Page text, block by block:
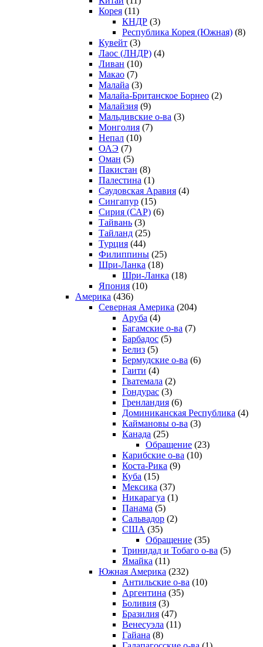
Корея (11)
КНДР (3)
Республика Корея (Южная) (8)
Кувейт (3)
Лаос (ЛНДР) (4)
Ливан (10)
Макао (7)
Малайа (3)
Малайа-Британское Борнео (2)
Малайзия (9)
Мальдивские о-ва (3)
Монголия (7)
Непал (10)
ОАЭ (7)
Оман (5)
Пакистан (8)
Палестина (1)
Саудовская Аравия (4)
Сингапур (15)
Сирия (САР) (6)
Тайвань (3)
Тайланд (25)
Турция (44)
Филиппины (25)
Шри-Ланка (18)
Шри-Ланка (18)
Япония (10)
Америка (436)
Северная Америка (204)
Аруба (4)
Багамские о-ва (7)
Барбадос (5)
Белиз (5)
Бермудские о-ва (6)
Гаити (4)
Гватемала (2)
Гондурас (3)
Гренландия (6)
Доминиканская Республика (4)
Каймановы о-ва (3)
Канада (25)
Обращение (23)
Карибские о-ва (10)
Коста-Рика (9)
Куба (15)
Мексика (37)
Никарагуа (1)
Панама (5)
Сальвадор (2)
США (35)
Обращение (35)
Тринидад и Тобаго о-ва (5)
Ямайка (11)
Южная Америка (232)
Антильские о-ва (10)
Аргентина (35)
Боливия (3)
Бразилия (47)
Венесуэла (11)
Гайана (8)